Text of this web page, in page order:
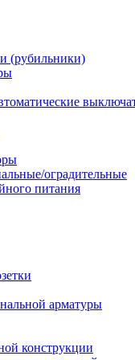
(рубильники)
оградительные
питания
арматуры
конструкции